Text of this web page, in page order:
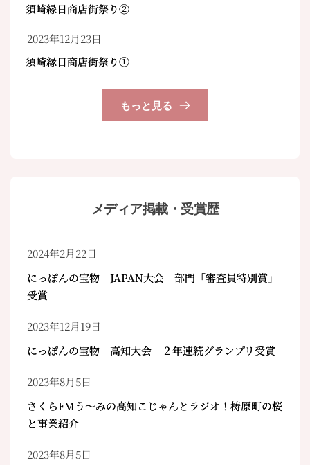
須崎縁日商店街祭り②
2023年12月23日
須崎縁日商店街祭り①
もっと見る
メディア掲載・受賞歴
2024年2月22日
にっぽんの宝物 JAPAN大会 部門「審査員特別賞」
受賞
2023年12月19日
にっぽんの宝物 高知大会 ２年連続グランプリ受賞
2023年8月5日
さくらFMう～みの高知こじゃんとラジオ！梼原町の桜
と事業紹介
2023年8月5日